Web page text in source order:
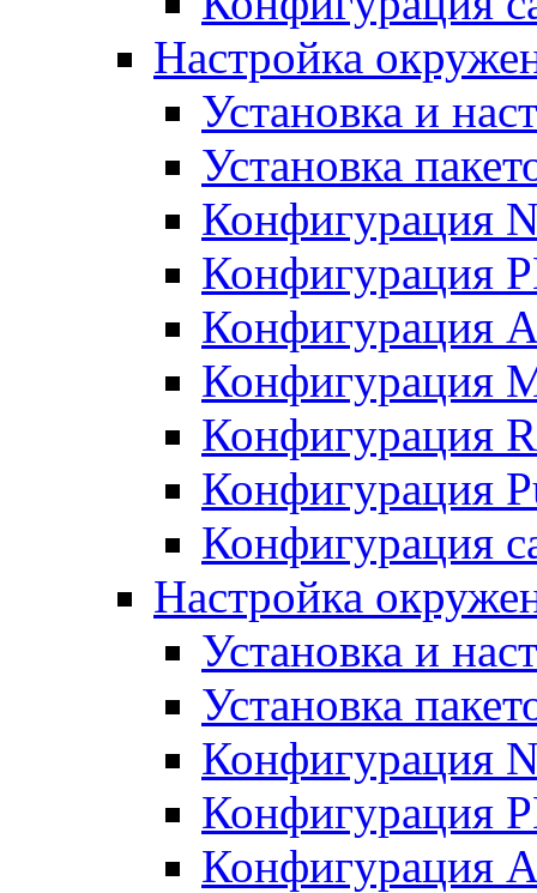
Настройка
Установка и
Установка
Конфигурация
Конфигурация
Конфигурация
Конфигурация
Конфигурация
Конфигурация
Конфигурация
Настройка
Установка и
Установка
Конфигурация
Конфигурация
Конфигурация